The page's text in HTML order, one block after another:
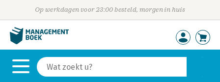
Op werkdagen voor 23:00 besteld, morgen in huis